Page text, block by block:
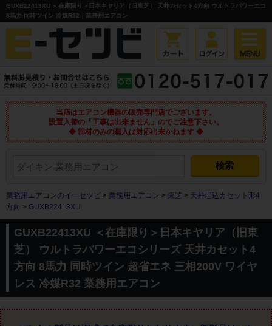
GUXB22413XU ＜在庫限り＞日本キヤリア（旧東芝） 天井カセット4方向 ウルトラパワーエコ
8馬力 同時ツイン 冷媒R32｜業務用エアコン
当店はエアコン機器の販売専門店でございます。
設置入替の「工事は出来ません」のでご注意下さい。
◆ 部材のみの購入は対応出来かねます ◆
業務用エアコンのイーセツビ > 業務用エアコン > 東芝 > 天井埋込カセット形4
方向 > GUXB22413XU
GUXB22413XU ＜在庫限り＞日本キヤリア（旧東
芝） ウルトラパワーエコシリーズ 天井カセット4
方向 8馬力 同時ツイン 超省エネ 三相200V ワイヤ
レス 冷媒R32 業務用エアコン